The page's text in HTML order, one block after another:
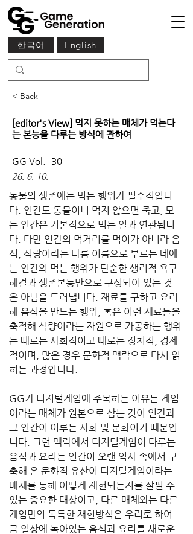
English
한국어
< Back
[editor's View] 먹지 못하는 매체가 먹는다
는 본능을 다루는 방식에 관하여
GG Vol. 30
26. 6. 10.
동물의 생존에는 먹는 행위가 필수적입니
다. 인간도 동물이니 먹지 않으면 죽고, 모
든 인간은 기본적으로 먹는 일과 연관됩니
다. 다만 인간의 먹거리를 먹이가 아니라 음
식, 식량이라는 다름 이름으로 부르는 데에
는 인간의 먹는 행위가 단순한 생리적 욕구
해결과 생존본능만으로 구성되어 있는 것
은 아님을 드러냅니다. 재료를 구하고 요리
해 음식을 만드는 행위, 혹은 이런 재료들을
축적해 식량이라는 자원으로 가공하는 행위
는 때로는 사회적이고 때로는 정치적, 경제
적이며, 많은 경우 문화적 맥락으로 다시 읽
히는 과정입니다.
GG가 디지털게임에 주목하는 이유는 게임
이라는 매체가 원본으로 삼는 것이 인간과
그 인간이 이루는 사회 및 문화이기 때문입
니다. 그런 맥락에서 디지털게임이 다루는
음식과 요리는 인간이 오랜 역사 속에서 구
축해 온 문화적 유산이 디지털게임이라는
매체를 통해 어떻게 재현되는지를 살필 수
있는 중요한 대상이고, 다른 매체와는 다른
게임만의 독특한 재현방식은 우리로 하여
금 일상에 녹아있는 음식과 요리를 새로운